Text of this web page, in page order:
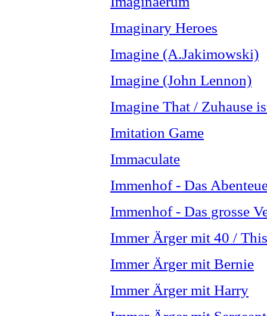
Imaginary Heroes
Imagine (A.Jakimowski)
Imagine (John Lennon)
Imagine That / Zuhause
Imitation Game
Immaculate
Immenhof - Das
Immenhof - Das grosse
Immer Ärger mit 40 /
Immer Ärger mit Bernie
Immer Ärger mit Harry